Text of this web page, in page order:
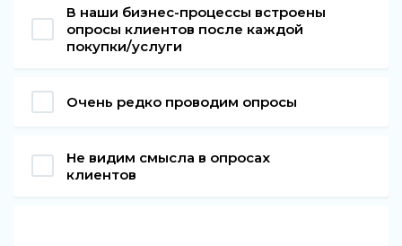
В наши бизнес-процессы встроены
опросы клиентов после каждой
покупки/услуги
Очень редко проводим опросы
Не видим смысла в опросах
клиентов